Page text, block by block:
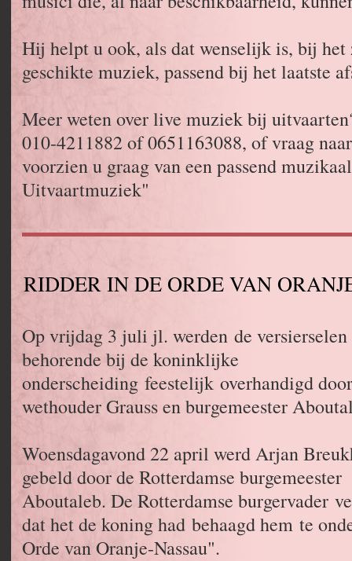
Hij helpt u ook, als dat wenselijk is, bij het
geschikte muziek, passend bij het laatste
Meer weten over live muziek bij
010-4211882 of 0651163088, of vraag
voorzien u graag van een passend
Uitvaartmuziek"
RIDDER IN DE ORDE VAN
Op vrijdag 3 juli jl. werden de versierselen
behorende bij de koninklijke
onderscheiding feestelijk overhandigd door
wethouder Grauss en burgemeester
Woensdagavond 22 april werd Arjan
gebeld door de Rotterdamse burgemeester
Aboutaleb. De Rotterdamse burgervader
dat het de koning had behaagd hem te
Orde van Oranje-Nassau".